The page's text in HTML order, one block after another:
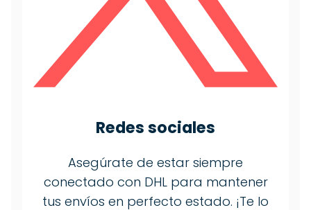
Redes sociales
Asegúrate de estar siempre
conectado con DHL para mantener
tus envíos en perfecto estado. ¡Te lo